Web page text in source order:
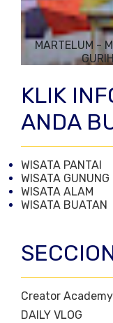
MARTELUM -
KLIK
ANDA
WISATA PANTAI
WISATA GUNUNG
WISATA ALAM
WISATA BUATAN
Creator Academy
DAILY VLOG